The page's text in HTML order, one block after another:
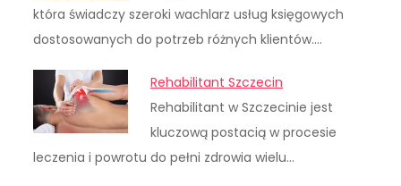
która świadczy szeroki wachlarz usług księgowych
dostosowanych do potrzeb różnych klientów.…
Rehabilitant Szczecin
Rehabilitant w Szczecinie jest
kluczową postacią w procesie
leczenia i powrotu do pełni zdrowia wielu…